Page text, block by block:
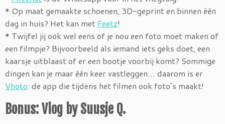
* Op maat gemaakte schoenen, 3D-geprint en binnen één
dag in huis? Het kan met Feetz!
* Twijfel jij ook wel eens of je nou een foto moet maken of
een filmpje? Bijvoorbeeld als iemand iets geks doet, een
kaarsje uitblaast of er een bootje voorbij komt? Sommige
dingen kan je maar één keer vastleggen… daarom is er
Vhoto: de app die tijdens het filmen ook foto’s maakt!
Bonus: Vlog by Suusje Q.